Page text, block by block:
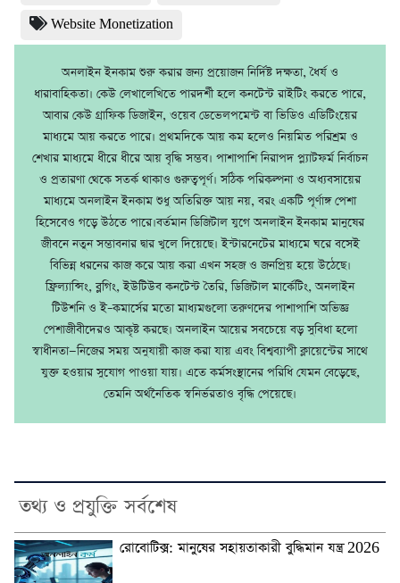
Website Monetization
অনলাইন ইনকাম শুরু করার জন্য প্রয়োজন নির্দিষ্ট দক্ষতা, ধৈর্য ও
ধারাবাহিকতা। কেউ লেখালেখিতে পারদর্শী হলে কনটেন্ট রাইটিং করতে পারে,
আবার কেউ গ্রাফিক ডিজাইন, ওয়েব ডেভেলপমেন্ট বা ভিডিও এডিটিংয়ের
মাধ্যমে আয় করতে পারে। প্রথমদিকে আয় কম হলেও নিয়মিত পরিশ্রম ও
শেখার মাধ্যমে ধীরে ধীরে আয় বৃদ্ধি সম্ভব। পাশাপাশি নিরাপদ প্ল্যাটফর্ম নির্বাচন
ও প্রতারণা থেকে সতর্ক থাকাও গুরুত্বপূর্ণ। সঠিক পরিকল্পনা ও অধ্যবসায়ের
মাধ্যমে অনলাইন ইনকাম শুধু অতিরিক্ত আয় নয়, বরং একটি পূর্ণাঙ্গ পেশা
হিসেবেও গড়ে উঠতে পারে।বর্তমান ডিজিটাল যুগে অনলাইন ইনকাম মানুষের
জীবনে নতুন সম্ভাবনার দ্বার খুলে দিয়েছে। ইন্টারনেটের মাধ্যমে ঘরে বসেই
বিভিন্ন ধরনের কাজ করে আয় করা এখন সহজ ও জনপ্রিয় হয়ে উঠেছে।
ফ্রিল্যান্সিং, ব্লগিং, ইউটিউব কনটেন্ট তৈরি, ডিজিটাল মার্কেটিং, অনলাইন
টিউশনি ও ই–কমার্সের মতো মাধ্যমগুলো তরুণদের পাশাপাশি অভিজ্ঞ
পেশাজীবীদেরও আকৃষ্ট করছে। অনলাইন আয়ের সবচেয়ে বড় সুবিধা হলো
স্বাধীনতা—নিজের সময় অনুযায়ী কাজ করা যায় এবং বিশ্বব্যাপী ক্লায়েন্টের সাথে
যুক্ত হওয়ার সুযোগ পাওয়া যায়। এতে কর্মসংস্থানের পরিধি যেমন বেড়েছে,
তেমনি অর্থনৈতিক স্বনির্ভরতাও বৃদ্ধি পেয়েছে।
তথ্য ও প্রযুক্তি সর্বশেষ
রোবোটিক্স: মানুষের সহায়তাকারী বুদ্ধিমান যন্ত্র 2026